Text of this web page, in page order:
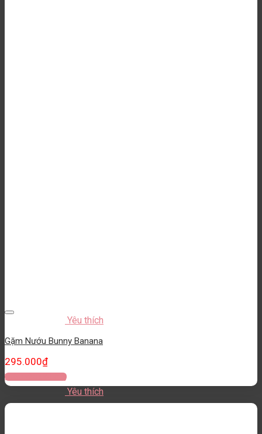
Yêu thích
Gặm Nướu Bunny Banana
295.000₫
Thêm vào giỏ hàng
Yêu thích